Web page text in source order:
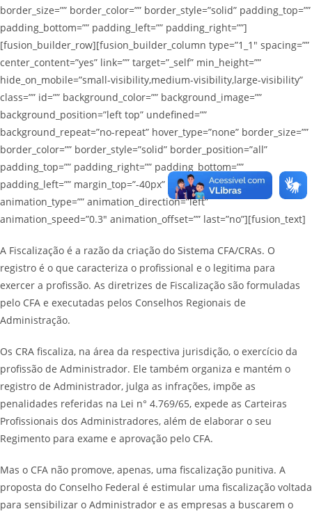
border_size=”” border_color=”” border_style=”solid” padding_top=””
padding_bottom=”” padding_left=”” padding_right=””]
[fusion_builder_row][fusion_builder_column type=”1_1″ spacing=””
center_content=”yes” link=”” target=”_self” min_height=””
hide_on_mobile=”small-visibility,medium-visibility,large-visibility”
class=”” id=”” background_color=”” background_image=””
background_position=”left top” undefined=””
background_repeat=”no-repeat” hover_type=”none” border_size=””
border_color=”” border_style=”solid” border_position=”all”
padding_top=”” padding_right=”” padding_bottom=””
padding_left=”” margin_top=”-40px” margin_bottom=””
animation_type=”” animation_direction=”left”
animation_speed=”0.3″ animation_offset=”” last=”no”][fusion_text]
A Fiscalização é a razão da criação do Sistema CFA/CRAs. O
registro é o que caracteriza o profissional e o legitima para
exercer a profissão. As diretrizes de Fiscalização são formuladas
pelo CFA e executadas pelos Conselhos Regionais de
Administração.
Os CRA fiscaliza, na área da respectiva jurisdição, o exercício da
profissão de Administrador. Ele também organiza e mantém o
registro de Administrador, julga as infrações, impõe as
penalidades referidas na Lei n° 4.769/65, expede as Carteiras
Profissionais dos Administradores, além de elaborar o seu
Regimento para exame e aprovação pelo CFA.
Mas o CFA não promove, apenas, uma fiscalização punitiva. A
proposta do Conselho Federal é estimular uma fiscalização voltada
para sensibilizar o Administrador e as empresas a buscarem o